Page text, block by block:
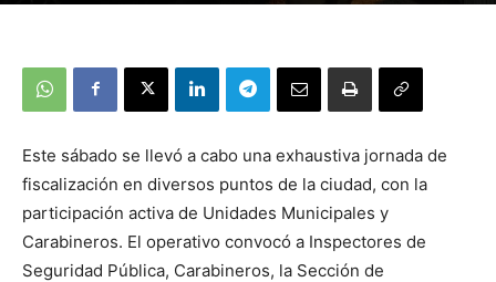
Este sábado se llevó a cabo una exhaustiva jornada de
fiscalización en diversos puntos de la ciudad, con la
participación activa de Unidades Municipales y
Carabineros. El operativo convocó a Inspectores de
Seguridad Pública, Carabineros, la Sección de